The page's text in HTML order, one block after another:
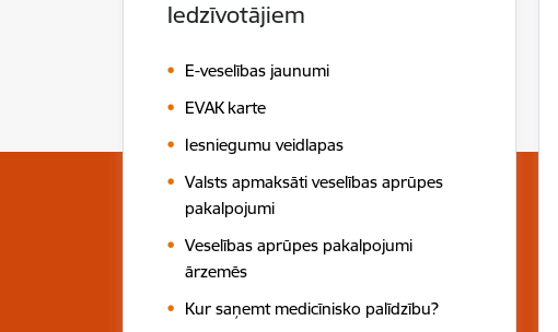
Iedzīvotājiem
E-veselības jaunumi
EVAK karte
Iesniegumu veidlapas
Valsts apmaksāti veselības aprūpes
pakalpojumi
Veselības aprūpes pakalpojumi
ārzemēs
Kur saņemt medicīnisko palīdzību?